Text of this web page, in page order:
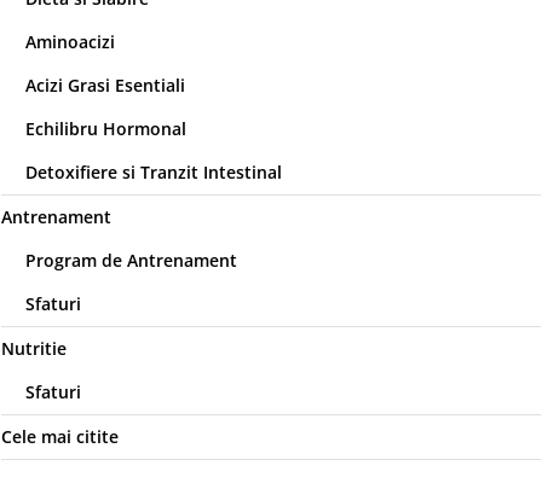
Aminoacizi
Acizi Grasi Esentiali
Echilibru Hormonal
Detoxifiere si Tranzit Intestinal
Antrenament
Program de Antrenament
Sfaturi
Nutritie
Sfaturi
Cele mai citite